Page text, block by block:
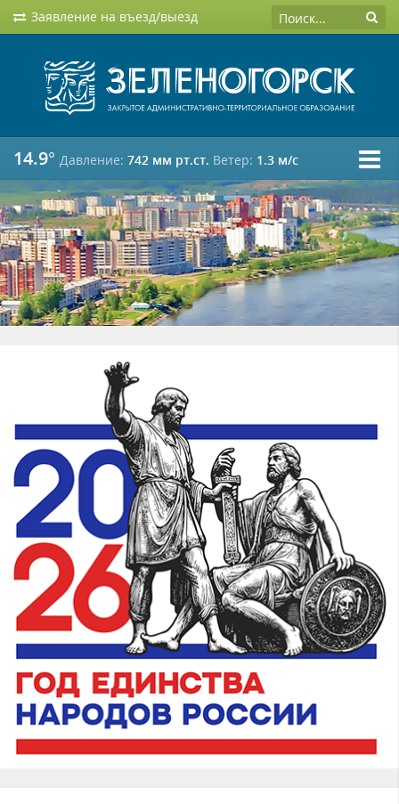
Заявление на въезд/выезд
14.9° Давление: 742 мм рт.ст. Ветер: 1.3 м/c